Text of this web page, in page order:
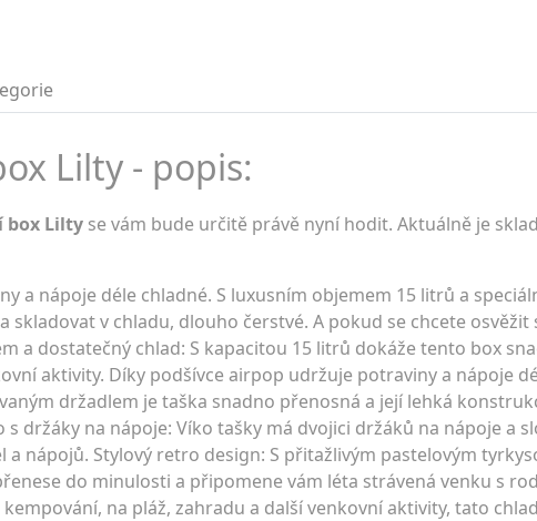
Lilty - popis:
box Lilty se vám bude určitě právě nyní hodit. Aktuálně je
a nápoje déle chladné. S luxusním objemem 15 litrů a
v chladu, dlouho čerstvé. A pokud se chcete
a dostatečný chlad: S kapacitou 15 litrů dokáže tento box
aktivity. Díky podšívce airpop udržuje potraviny a nápoje
držadlem je taška snadno přenosná a její lehká
držáky na nápoje: Víko tašky má dvojici držáků na nápoje a
nápojů. Stylový retro design: S přitažlivým pastelovým
do minulosti a připomene vám léta strávená venku s
na pláž, zahradu a další venkovní aktivity, tato